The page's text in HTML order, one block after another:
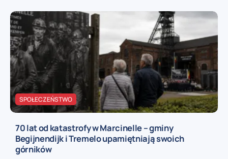
SPOŁECZEŃSTWO
70 lat od katastrofy w Marcinelle – gminy
Begijnendijk i Tremelo upamiętniają swoich
górników